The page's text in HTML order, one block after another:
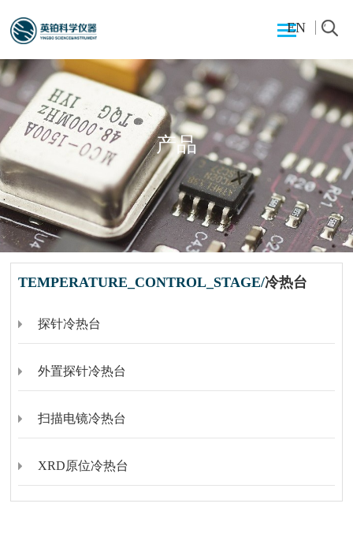
EN
产品
TEMPERATURE_CONTROL_STAGE/冷热台
探针冷热台
外置探针冷热台
扫描电镜冷热台
XRD原位冷热台